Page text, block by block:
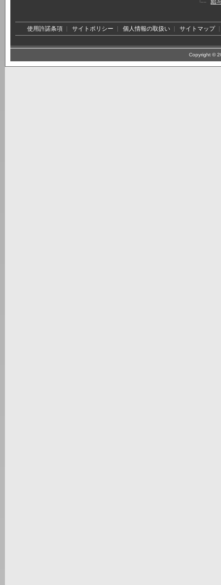
給
使用許諾条項 サイトポリシー 個人情報の取扱い サイトマップ
Copyright ©